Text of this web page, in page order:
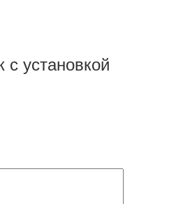
с установкой